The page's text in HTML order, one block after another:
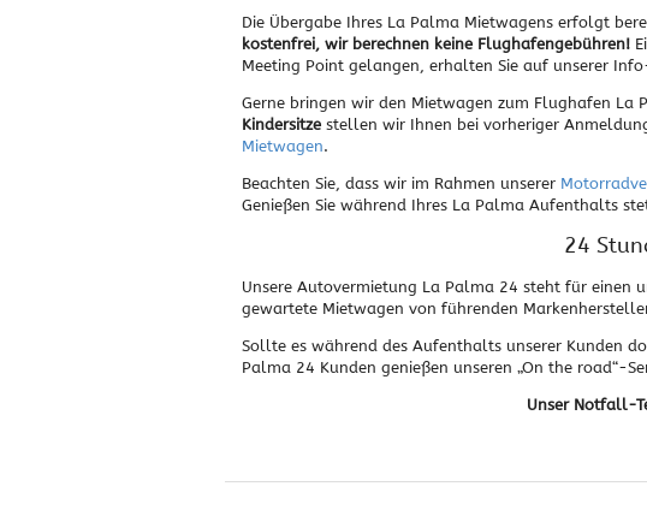
Die Übergabe Ihres La Palma Mietwagens erfolgt
kostenfrei, wir berechnen keine Flughafengebühren!
Meeting Point gelangen, erhalten Sie auf unserer
Gerne bringen wir den Mietwagen zum Flughafen
Kindersitze stellen wir Ihnen bei vorheriger
Mietwagen.
Beachten Sie, dass wir im Rahmen unserer
Genießen Sie während Ihres La Palma Aufenthalts
24
Unsere Autovermietung La Palma 24 steht für einen
gewartete Mietwagen von führenden
Sollte es während des Aufenthalts unserer Kunden
Palma 24 Kunden genießen unseren „On the road“-
Unser Notfall-